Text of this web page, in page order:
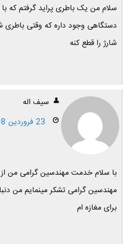
سلام من یک باطری پراید گرفتم که با
دستگاهی وجود داره که وقتی
شارژ را قطع کنه
سیف اله
23 فروردین 1398
با سلام خدمت مهندسین گرامی من
مهندسین گرامی تشکر مینمایم من
برای مغازه ام